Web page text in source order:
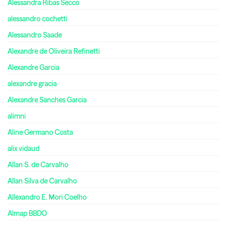
Alessandra Ribas Secco
alessandro cochetti
Alessandro Saade
Alexandre de Oliveira Refinetti
Alexandre Garcia
alexandre gracia
Alexandre Sanches Garcia
alimni
Aline Germano Costa
alix vidaud
Allan S. de Carvalho
Allan Silva de Carvalho
Allexandro E. Mori Coelho
Almap BBDO